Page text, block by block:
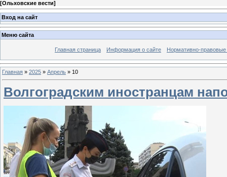
[Ольховские вести]
Вход на сайт
Меню сайта
Главная страница Информация о сайте Нормативно-правовые
Главная » 2025 » Апрель » 10
Волгоградским иностранцам